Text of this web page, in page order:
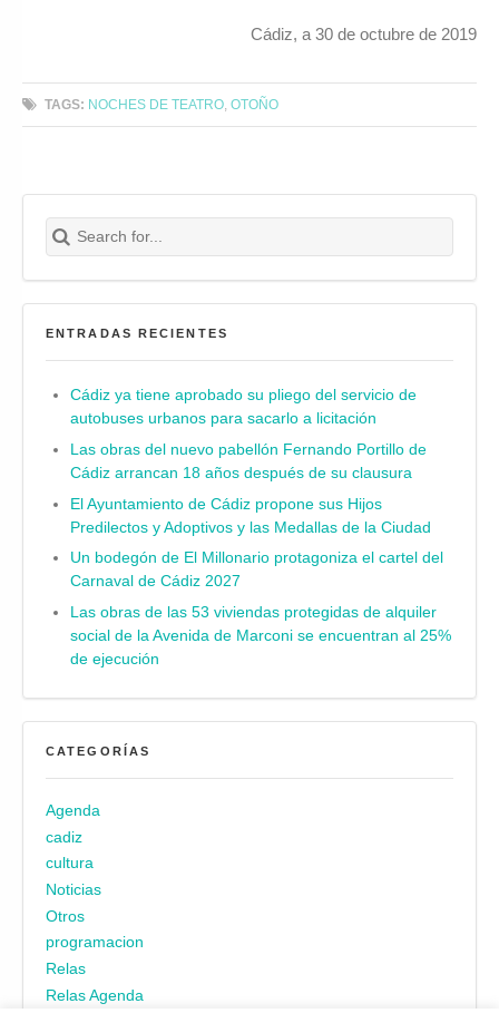
Cádiz, a 30 de octubre de 2019
TAGS: NOCHES DE TEATRO ,OTOÑO
Search for:
Buscar
ENTRADAS RECIENTES
Cádiz ya tiene aprobado su pliego del servicio de
autobuses urbanos para sacarlo a licitación
Las obras del nuevo pabellón Fernando Portillo de
Cádiz arrancan 18 años después de su clausura
El Ayuntamiento de Cádiz propone sus Hijos
Predilectos y Adoptivos y las Medallas de la Ciudad
Un bodegón de El Millonario protagoniza el cartel del
Carnaval de Cádiz 2027
Las obras de las 53 viviendas protegidas de alquiler
social de la Avenida de Marconi se encuentran al 25%
de ejecución
CATEGORÍAS
Agenda
cadiz
cultura
Noticias
Otros
programacion
Relas
Relas Agenda